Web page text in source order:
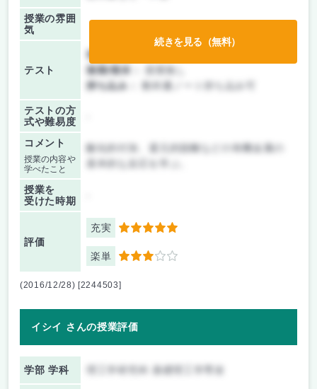
授業の雰囲
気
テスト
前期/中間：
後期/期末：
授業無し
持ち込み：
教科書ノート持ち込み可
テストの方
式や難易度
コメント
授業の内容や
学べたこと
酸化的付加、還元的脱離などの有機金属の
授業を
受けた時期
評価
充実 5
楽単 3
続きを見る（無料）
(2016/12/28) [2244503]
イシイ さんの授業評価
学部 学科